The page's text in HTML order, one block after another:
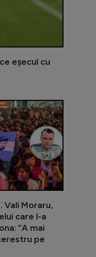
eșecul cu
patronul FCSB
România nu”M-ai
Vali Moraru,
care l-a
”A mai
pe